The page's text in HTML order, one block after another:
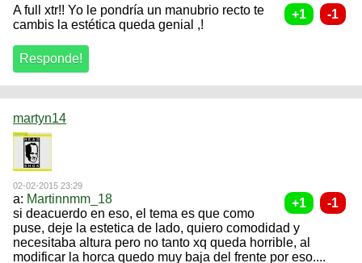
A full xtr!! Yo le pondría un manubrio recto te
cambis la estética queda genial ,!
martyn14
02-02-2015 23:29
a: Martinnmm_18
si deacuerdo en eso, el tema es que como
puse, deje la estetica de lado, quiero comodidad y
necesitaba altura pero no tanto xq queda horrible, al
modificar la horca quedo muy baja del frente por eso....